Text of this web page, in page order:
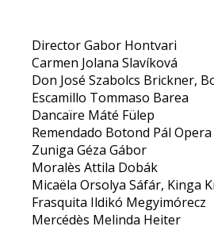
Director Gabor Hontvari
Carmen Jolana Slavíková
Don José Szabolcs Brickner,
Escamillo Tommaso Barea
Dancaïre Máté Fülep
Remendado Botond Pál
Zuniga Géza Gábor
Moralès Attila Dobák
Micaëla Orsolya Sáfár, Kinga
Frasquita Ildikó Megyimórecz
Mercédès Melinda Heiter